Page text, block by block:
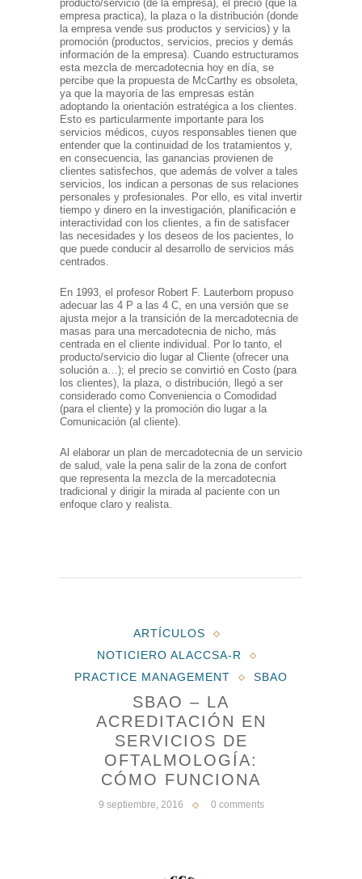
producto/servicio (de la empresa), el precio (que la
empresa practica), la plaza o la distribución (donde
la empresa vende sus productos y servicios) y la
promoción (productos, servicios, precios y demás
información de la empresa). Cuando estructuramos
esta mezcla de mercadotecnia hoy en día, se
percibe que la propuesta de McCarthy es obsoleta,
ya que la mayoría de las empresas están
adoptando la orientación estratégica a los clientes.
Esto es particularmente importante para los
servicios médicos, cuyos responsables tienen que
entender que la continuidad de los tratamientos y,
en consecuencia, las ganancias provienen de
clientes satisfechos, que además de volver a tales
servicios, los indican a personas de sus relaciones
personales y profesionales. Por ello, es vital invertir
tiempo y dinero en la investigación, planificación e
interactividad con los clientes, a fin de satisfacer
las necesidades y los deseos de los pacientes, lo
que puede conducir al desarrollo de servicios más
centrados.
En 1993, el profesor Robert F. Lauterborn propuso
adecuar las 4 P a las 4 C, en una versión que se
ajusta mejor a la transición de la mercadotecnia de
masas para una mercadotecnia de nicho, más
centrada en el cliente individual. Por lo tanto, el
producto/servicio dio lugar al Cliente (ofrecer una
solución a…); el precio se convirtió en Costo (para
los clientes), la plaza, o distribución, llegó a ser
considerado como Conveniencia o Comodidad
(para el cliente) y la promoción dio lugar a la
Comunicación (al cliente).
Al elaborar un plan de mercadotecnia de un servicio
de salud, vale la pena salir de la zona de confort
que representa la mezcla de la mercadotecnia
tradicional y dirigir la mirada al paciente con un
enfoque claro y realista.
ARTÍCULOS
NOTICIERO ALACCSA-R
PRACTICE MANAGEMENT
SBAO
SBAO – LA
ACREDITACIÓN EN
SERVICIOS DE
OFTALMOLOGÍA:
CÓMO FUNCIONA
9 septiembre, 2016 0 comments